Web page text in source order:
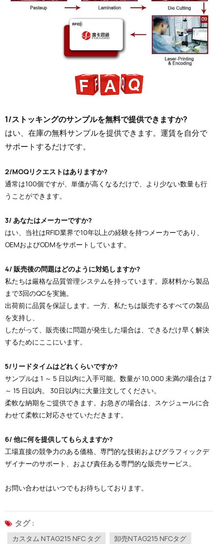
1/ストッキングのサンプルを無料で提供できますか?
はい、在庫の無料サンプルを提供できます。運賃を自分で
サポートするだけです。
2/MOQリクエストはありますか?
通常は100個ですが、単価が高くなるだけで、より少ない数量も行
うことができます。
3/ あなたはメーカーですか?
はい、当社はRFID業界で10年以上の経験を持つメーカーであり、
OEMおよびODMをサポートしています。
4/ 販売後の問題はどのように対処しますか?
私たちは厳格な品質管理システムを持っています。原材料から製品
まで3回のQCを実施。
出荷前に品質を保証します。一方、私たちは販売するすべての製品
を支持し、
したがって、販売後に問題が発生した場合は、できるだけ早く解決
するためにここにいます。
5/リードタイムはどれくらいですか?
サンプルは 1 ～ 5 日以内に入手可能。数量が 10,000 未満の場合は 7
～ 15 日以内。 30日以内に大量注文してください。
柔軟な納期をご提供できます。お急ぎの場合は、スケジュールに合
わせて柔軟に対応させていただきます。
6/ 他に何を提供してもらえますか?
工場直接の競争力のある価格、専門的な技術およびグラフィックデ
ザイナーのサポート、および責任ある専門的な販売サービス。
お問い合わせはいつでもお待ちしております。
タグ :
カスタム NTAG215 NFC タグ
卸売NTAG215 NFCタグ